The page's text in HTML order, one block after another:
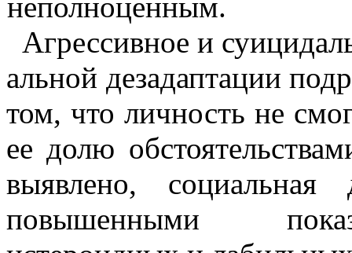
Агрессивное и
альной дезадаптации
том, что личность не
ее долю
выяв­лено, социальная
повышен­ными